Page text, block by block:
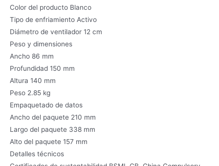
Color del producto Blanco
Tipo de enfriamiento Activo
Diámetro de ventilador 12 cm
Peso y dimensiones
Ancho 86 mm
Profundidad 150 mm
Altura 140 mm
Peso 2.85 kg
Empaquetado de datos
Ancho del paquete 210 mm
Largo del paquete 338 mm
Alto del paquete 157 mm
Detalles técnicos